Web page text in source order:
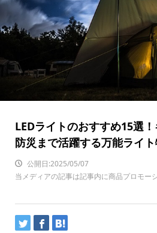
LEDライトのおすすめ15選
防災まで活躍する万能ライト
公開日:2025/05/07
当メディアの記事は記事内に商品プロモー